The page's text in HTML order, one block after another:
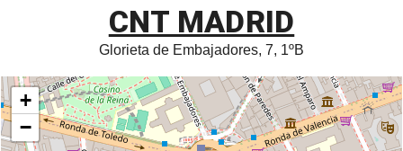
CNT MADRID
Glorieta de Embajadores, 7, 1ºB
+
−